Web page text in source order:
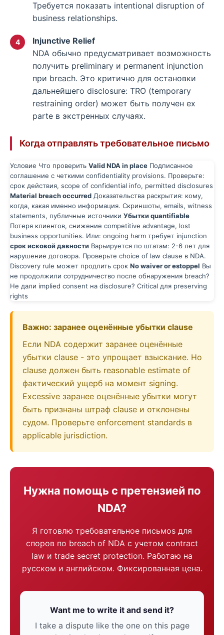
Требуется показать intentional disruption of
business relationships.
Injunctive Relief
NDA обычно предусматривает возможность
получить preliminary и permanent injunction
при breach. Это критично для остановки
дальнейшего disclosure: TRO (temporary
restraining order) может быть получен ex
parte в экстренных случаях.
Когда отправлять требовательное письмо
Условие Что проверить Valid NDA in place Подписанное
соглашение с четкими confidentiality provisions. Проверьте:
срок действия, scope of confidential info, permitted disclosures
Material breach occurred Доказательства раскрытия: кому,
когда, какая именно информация. Скриншоты, emails, witness
statements, публичные источники Убытки quantifiable
Потеря клиентов, снижение competitive advantage, lost
business opportunities. Или: ongoing harm требует injunction
срок исковой давности Варьируется по штатам: 2-6 лет для
нарушение договора. Проверьте choice of law clause в NDA.
Discovery rule может продлить срок No waiver or estoppel Вы
не продолжили сотрудничество после обнаружения breach?
Не дали implied consent на disclosure? Critical для preserving
rights
Важно: заранее оценённые убытки clause
Если NDA содержит заранее оценённые
убытки clause - это упрощает взыскание. Но
clause должен быть reasonable estimate of
фактический ущерб на момент signing.
Excessive заранее оценённые убытки могут
быть признаны штраф clause и отклонены
судом. Проверьте enforcement standards в
applicable jurisdiction.
Нужна помощь с претензией по
NDA?
Я готовлю требовательное письмоs для
споров по breach of NDA с учетом contract
law и trade secret protection. Работаю на
русском и английском. Фиксированная цена.
Want me to write it and send it?
I take a dispute like the one on this page